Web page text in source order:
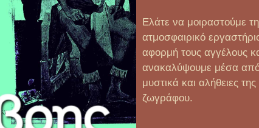
Ελάτε να μοιραστούμε
ατμοσφαιρικό
αφορμή τους αγγέλους
ανακαλύψουμε μέσα από
μυστικά και αλήθειες
ζωγράφου.